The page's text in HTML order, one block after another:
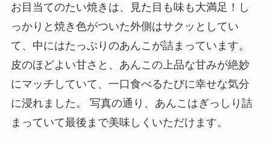
お目当てのたい焼きは、見た目も味も大満足！し
っかりと焼き色がついた外側はサクッとしてい
て、中にはたっぷりのあんこが詰まっています。
皮のほどよい甘さと、あんこの上品な甘みが絶妙
にマッチしていて、一口食べるたびに幸せな気分
に浸れました。 写真の通り、あんこはぎっしり詰
まっていて最後まで美味しくいただけます。